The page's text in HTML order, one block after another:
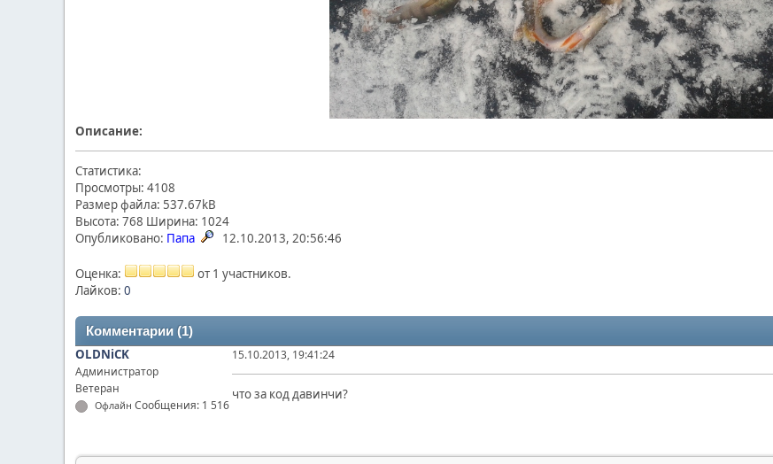
Описание:
Статистика:
Просмотры: 4108
Размер файла: 537.67kB
Высота: 768 Ширина: 1024
Опубликовано: Папа 12.10.2013, 20:56:46
Оценка:
от 1 участников.
Лайков: 0
Комментарии (1)
OLDNiCK
Администратор
Ветеран
Офлайн Сообщения: 1 516
15.10.2013, 19:41:24
что за код давинчи?